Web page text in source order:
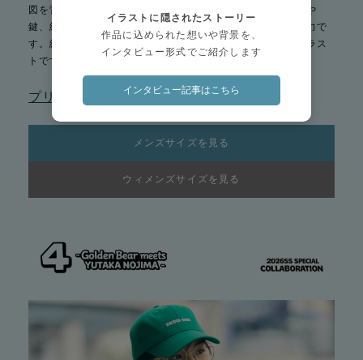
図を背景に未知の世界へ踏み出すストーリーを表現。時計や
鍵、紙飛行機など、それぞれに意味を込めたモチーフが魅力で
す。絆創膏や双眼鏡、花など細部まで物語を感じられるイラス
トです。
プリントTシャツ ¥3,190(税込)
メンズサイズを見る
ウィメンズサイズを見る
イラストに隠されたストーリー
作品に込められた想いや背景を、
インタビュー形式でご紹介します
インタビュー記事はこちら